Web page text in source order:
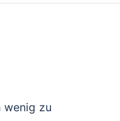
wenig zu